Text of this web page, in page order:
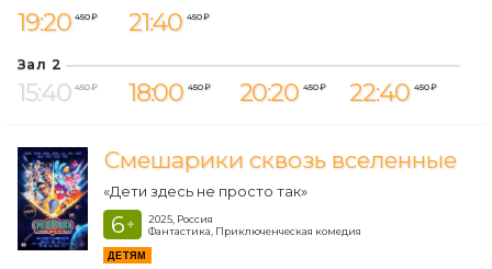
19:20 450 ₽ 21:40 450 ₽
Зал 2
15:40 450 ₽ 18:00 450 ₽ 20:20 450 ₽ 22:40 450 ₽
Смешарики сквозь вселенные
«Дети здесь не просто так»
6 +
2025, Россия
Фантастика, Приключенческая комедия
ДЕТЯМ